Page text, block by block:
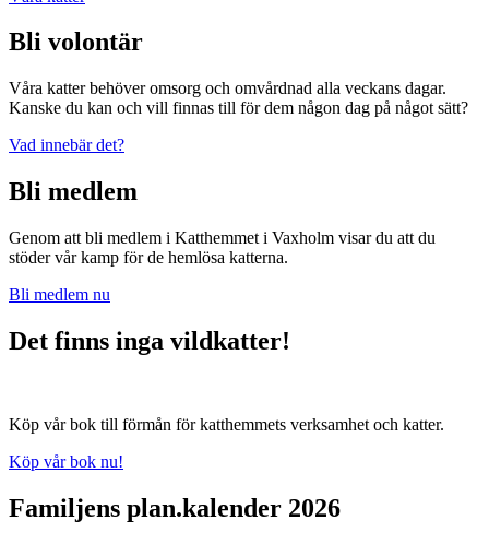
Bli volontär
Våra katter behöver omsorg och omvårdnad alla veckans dagar.
Kanske du kan och vill finnas till för dem någon dag på något sätt?
Vad innebär det?
Bli medlem
Genom att bli medlem i Katthemmet i Vaxholm visar du att du
stöder vår kamp för de hemlösa katterna.
Bli medlem nu
Det finns inga vildkatter!
Köp vår bok till förmån för katthemmets verksamhet och katter.
Köp vår bok nu!
Familjens plan.kalender 2026